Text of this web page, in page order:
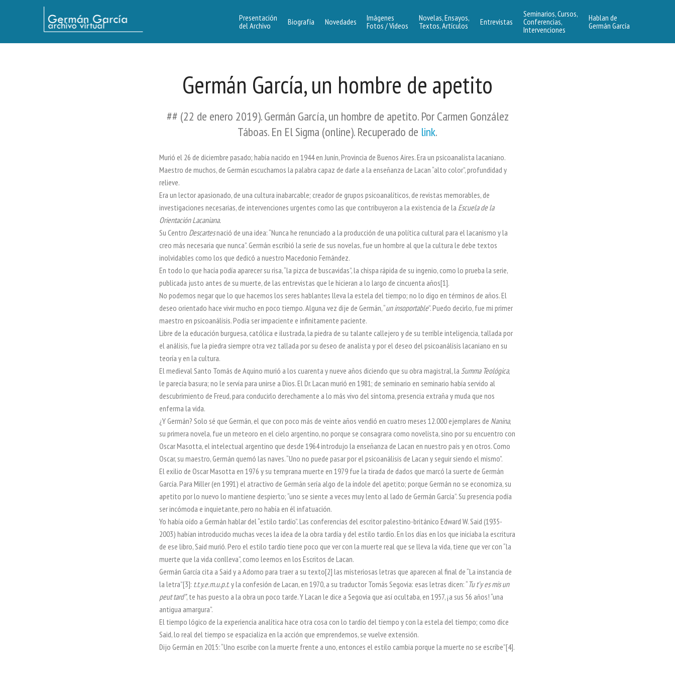
Germán García - Archivo Virtual / Centro Descartes, Buenos Aires
Presentación
del Archivo
Biografía Novedades
Imágenes
Fotos / Videos
Novelas, Ensayos,
Textos, Artículos
Entrevistas
Seminarios, Cursos,
Conferencias,
Intervenciones
Hablan de
Germán García
Germán García, un hombre de apetito
## (22 de enero 2019). Germán García, un hombre de apetito. Por Carmen González
Táboas. En El Sigma (online). Recuperado de link.
Murió el 26 de diciembre pasado; había nacido en 1944 en Junín, Provincia de Buenos Aires. Era un psicoanalista lacaniano.
Maestro de muchos, de Germán escuchamos la palabra capaz de darle a la enseñanza de Lacan “alto color”, profundidad y
relieve.
Era un lector apasionado, de una cultura inabarcable; creador de grupos psicoanalíticos, de revistas memorables, de
investigaciones necesarias, de intervenciones urgentes como las que contribuyeron a la existencia de la Escuela de la
Orientación Lacaniana.
Su Centro Descartesnació de una idea: “Nunca he renunciado a la producción de una política cultural para el lacanismo y la
creo más necesaria que nunca”. Germán escribió la serie de sus novelas, fue un hombre al que la cultura le debe textos
inolvidables como los que dedicó a nuestro Macedonio Fernández.
En todo lo que hacía podía aparecer su risa, “la pizca de buscavidas”, la chispa rápida de su ingenio, como lo prueba la serie,
publicada justo antes de su muerte, de las entrevistas que le hicieran a lo largo de cincuenta años[1].
No podemos negar que lo que hacemos los seres hablantes lleva la estela del tiempo; no lo digo en términos de años. El
deseo orientado hace vivir mucho en poco tiempo. Alguna vez dije de Germán, “un insoportable”. Puedo decirlo, fue mi primer
maestro en psicoanálisis. Podía ser impaciente e infinitamente paciente.
Libre de la educación burguesa, católica e ilustrada, la piedra de su talante callejero y de su terrible inteligencia, tallada por
el análisis, fue la piedra siempre otra vez tallada por su deseo de analista y por el deseo del psicoanálisis lacaniano en su
teoría y en la cultura.
El medieval Santo Tomás de Aquino murió a los cuarenta y nueve años diciendo que su obra magistral, la Summa Teológica,
le parecía basura; no le servía para unirse a Dios. El Dr. Lacan murió en 1981; de seminario en seminario había servido al
descubrimiento de Freud, para conducirlo derechamente a lo más vivo del síntoma, presencia extraña y muda que nos
enferma la vida.
¿Y Germán? Solo sé que Germán, el que con poco más de veinte años vendió en cuatro meses 12.000 ejemplares de Nanina,
su primera novela, fue un meteoro en el cielo argentino, no porque se consagrara como novelista, sino por su encuentro con
Oscar Masotta, el intelectual argentino que desde 1964 introdujo la enseñanza de Lacan en nuestro país y en otros. Como
Oscar, su maestro, Germán quemó las naves. “Uno no puede pasar por el psicoanálisis de Lacan y seguir siendo el mismo”.
El exilio de Oscar Masotta en 1976 y su temprana muerte en 1979 fue la tirada de dados que marcó la suerte de Germán
García. Para Miller (en 1991) el atractivo de Germán sería algo de la índole del apetito; porque Germán no se economiza, su
apetito por lo nuevo lo mantiene despierto; “uno se siente a veces muy lento al lado de Germán García”. Su presencia podía
ser incómoda e inquietante, pero no había en él infatuación.
Yo había oído a Germán hablar del “estilo tardío”. Las conferencias del escritor palestino-británico Edward W. Said (1935-
2003) habían introducido muchas veces la idea de la obra tardía y del estilo tardío. En los días en los que iniciaba la escritura
de ese libro, Said murió. Pero el estilo tardío tiene poco que ver con la muerte real que se lleva la vida, tiene que ver con “la
muerte que la vida conlleva”, como leemos en los Escritos de Lacan.
Germán García cita a Said y a Adorno para traer a su texto[2] las misteriosas letras que aparecen al final de “La instancia de
la letra”[3]: t.t.y.e.m.u.p.t.y la confesión de Lacan, en 1970, a su traductor Tomás Segovia: esas letras dicen: “ Tu t’y es mis un
peut tard”, te has puesto a la obra un poco tarde. Y Lacan le dice a Segovia que así ocultaba, en 1957, ¡a sus 56 años! “una
antigua amargura”.
El tiempo lógico de la experiencia analítica hace otra cosa con lo tardío del tiempo y con la estela del tiempo; como dice
Said, lo real del tiempo se espacializa en la acción que emprendemos, se vuelve extensión.
Dijo Germán en 2015: “Uno escribe con la muerte frente a uno, entonces el estilo cambia porque la muerte no se escribe”[4].